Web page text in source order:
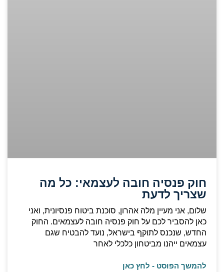
חוק פנסיה חובה לעצמאי: כל מה
שצריך לדעת
שלום, אני מעיין מלה אהרון, סוכנת ביטוח פנסיונית, ואני
כאן להסביר לכם על חוק פנסיה חובה לעצמאים. החוק
החדש, שנכנס לתוקף בישראל, נועד להבטיח שגם
עצמאים ייהנו מביטחון כלכלי לאחר
להמשך הפוסט - לחץ כאן